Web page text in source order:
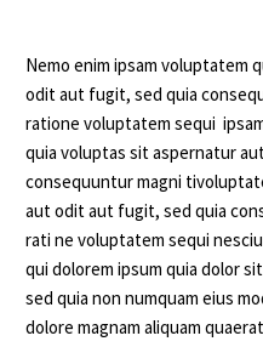
Nemo enim ipsam voluptatem
odit aut fugit, sed quia
ratione voluptatem sequi
quia voluptas sit aspernatur
consequuntur magni
aut odit aut fugit, sed quia
rati ne voluptatem sequi
qui dolorem ipsum quia dolor
sed quia non numquam eius
dolore magnam aliquam